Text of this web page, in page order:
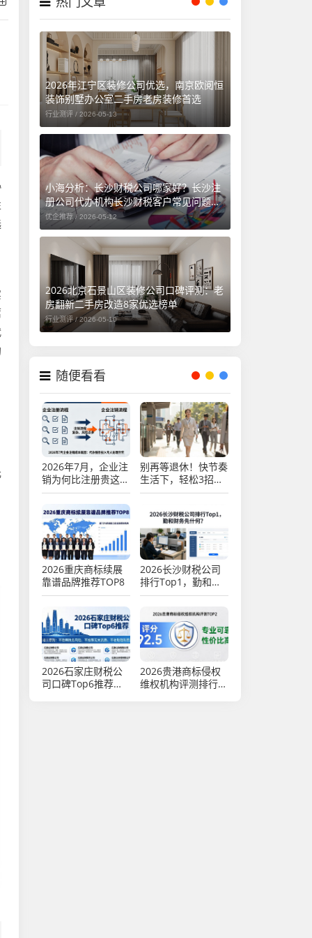
2026年江宁区装修公司优选，南京欧阅恒
装饰别墅办公室二手房老房装修首选
行业测评 / 2026-05-13
小海分析：长沙财税公司哪家好？长沙注
册公司代办机构长沙财税客户常见问题汇
总（长沙勤和财务专属解答）
优企推荐 / 2026-05-12
2026北京石景山区装修公司口碑评测：老
房翻新二手房改造8家优选榜单
行业测评 /2026-05-10
随便看看
2026年7月，企业注
销为何比注册贵这么
多？清算揭秘
别再等退休！快节奏
生活下，轻松3招开
启微养生模式
2026重庆商标续展
靠谱品牌推荐TOP8
2026长沙财税公司
排行Top1，勤和财
务凭什么？
2026石家庄财税公
司口碑Top6推荐，
2026贵港商标侵权
维权机构评测排行：